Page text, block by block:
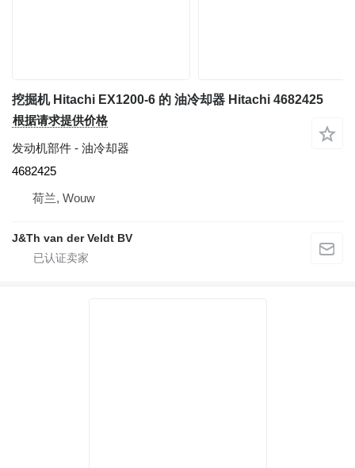
挖掘机 Hitachi EX1200-6 的 油冷却器 Hitachi 4682425
根据请求提供价格
发动机部件 - 油冷却器
4682425
荷兰, Wouw
J&Th van der Veldt BV